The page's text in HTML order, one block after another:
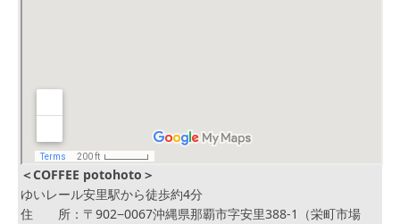
＜COFFEE potohoto＞
ゆいレール安里駅から徒歩約4分
住 所：〒902−0067沖縄県那覇市字安里388-1（栄町市場